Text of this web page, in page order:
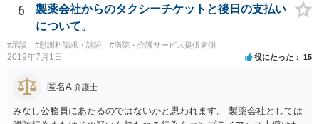
ないため、損害額の立証が主なポイントになります。 損害額に立証に
関しては、交通事故事件と同様の発想で考えればよいので、対応でき
る弁護士は多いと思います。 今後の交渉については、ご自身で対応さ
れることも可能ではありますが、相手方保険会社は容易に増額に応じ
ない（多少の増額はあり得るとしても、裁判基準での和解は難しい）
と思われます。 弁護士が介入することにより提示額が大きく変わるこ
とは多々あるため、可能であれば弁護士に依頼した上での交渉をお勧
めしたいところです。
6
製薬会社からのタクシーチケットと後日の支払い
について。
#示談 #慰謝料請求・訴訟 #病院・介護サービス提供者側
2019年7月1日 役にたった 15
匿名A 弁護士
みなし公務員にあたるのではないかと思われます。 製薬会社としては